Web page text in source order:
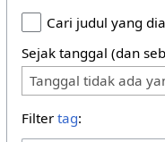
Cari judul yang
Sejak tanggal (dan
Tanggal tidak ada
Filter tag: